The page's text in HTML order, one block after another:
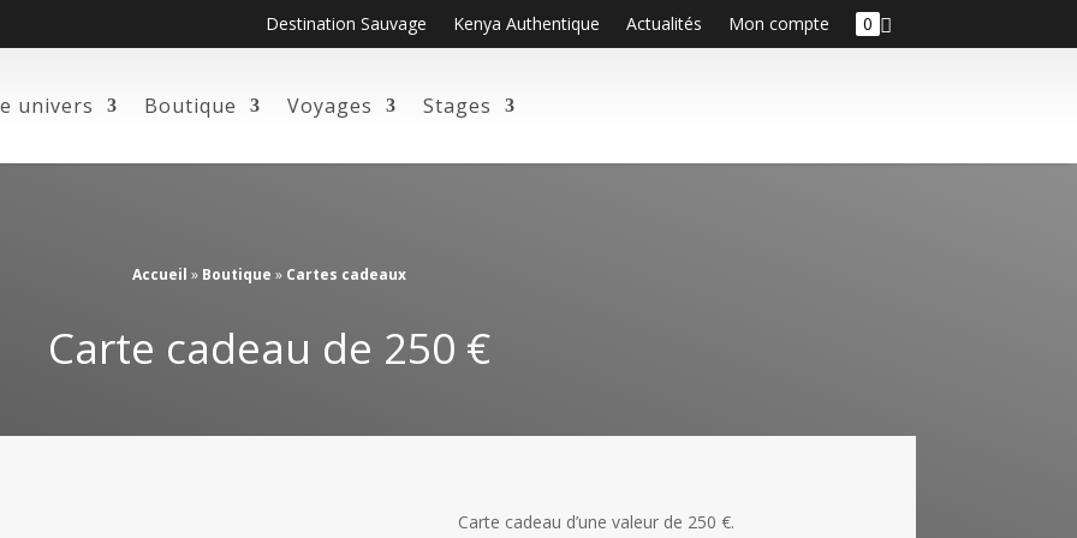
Destination Sauvage Kenya Authentique Actualités Mon compte 0
univers Boutique Voyages Stages
Accueil » Boutique » Cartes cadeaux
Carte cadeau de 250 €
Carte cadeau d’une valeur de 250 €.